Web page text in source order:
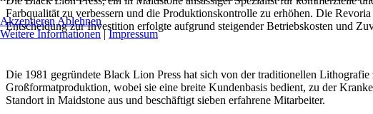
Farbqualität zu verbessern und die Produktionskontrolle zu erhöhen. Die
Entscheidung zur Investition erfolgte aufgrund steigender Betriebskosten und
Die 1981 gegründete Black Lion Press hat sich von der traditionellen
Großformatproduktion, wobei sie eine breite Kundenbasis bedient, zu der
Standort in Maidstone aus und beschäftigt sieben erfahrene Mitarbeiter.
AkzeptierenAblehnen
Weitere Informationen |Impressum